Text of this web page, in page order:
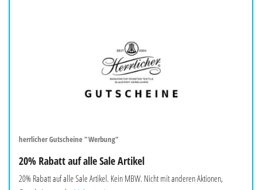
herrlicher Gutscheine "Werbung"
20% Rabatt auf alle Sale Artikel
20% Rabatt auf alle Sale Artikel. Kein MBW. Nicht mit anderen Aktionen,